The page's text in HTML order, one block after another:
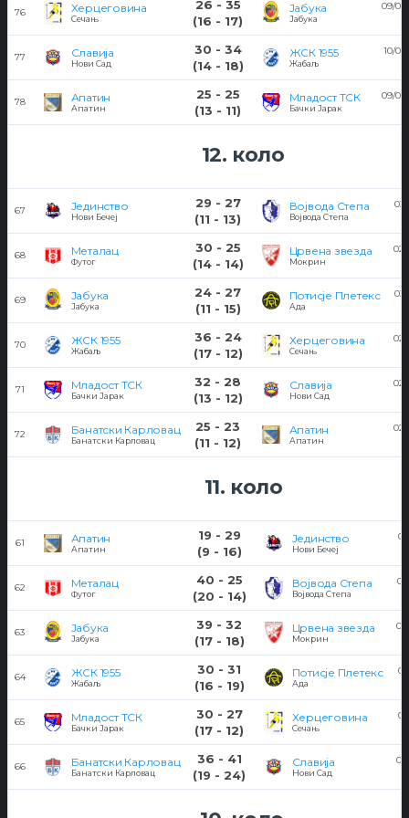
76 Херцеговина
Сечањ
26 - 35
(16 - 17)
Јабука
Јабука
09/
77 Славија
Нови Сад
30 - 34
(14 - 18)
ЖСК 1955
Жабаљ
10/
78 Апатин
Апатин
25 - 25
(13 - 11)
Младост ТСК
Бачки Јарак
09/
12. коло
67 Јединство
Нови Бечеј
29 - 27
(11 - 13)
Војвода Степа
Војвода Степа
68 Металац
Футог
30 - 25
(14 - 14)
Црвена звезда
Мокрин
02/
69 Јабука
Јабука
24 - 27
(11 - 15)
Потисје Плетекс
Ада
70 ЖСК 1955
Жабаљ
36 - 24
(17 - 12)
Херцеговина
Сечањ
02/
71 Младост ТСК
Бачки Јарак
32 - 28
(13 - 12)
Славија
Нови Сад
02/
72 Банатски Карловац
Банатски Карловац
25 - 23
(11 - 12)
Апатин
Апатин
02/
11. коло
61 Апатин
Апатин
19 - 29
(9 - 16)
Јединство
Нови Бечеј
62 Металац
Футог
40 - 25
(20 - 14)
Војвода Степа
Војвода Степа
63 Јабука
Јабука
39 - 32
(17 - 18)
Црвена звезда
Мокрин
64 ЖСК 1955
Жабаљ
30 - 31
(16 - 19)
Потисје Плетекс
Ада
65 Младост ТСК
Бачки Јарак
30 - 27
(17 - 12)
Херцеговина
Сечањ
66 Банатски Карловац
Банатски Карловац
36 - 41
(19 - 24)
Славија
Нови Сад